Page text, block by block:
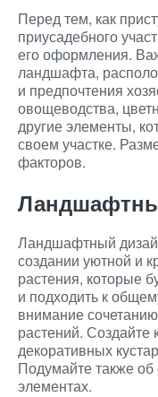
Перед тем, как
приусадебного
его оформления.
ландшафта,
и предпочтения
овощеводства,
другие элементы,
своем участке.
факторов.
Ландшафтный
создании уютной и
растения, которые
и подходить к
внимание
растений. Создайте
декоративных
Подумайте также
элементах.